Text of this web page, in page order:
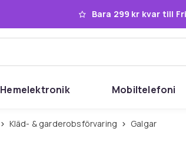
Bara 299 kr kvar till
Hemelektronik Mobiltelefoni
Kläd- & garderobsförvaring Galgar